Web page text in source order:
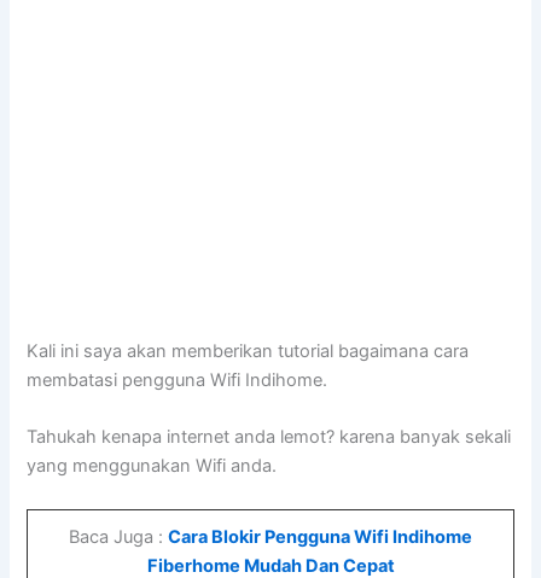
Kali ini saya akan memberikan tutorial bagaimana cara
membatasi pengguna Wifi Indihome.
Tahukah kenapa internet anda lemot? karena banyak sekali
yang menggunakan Wifi anda.
Baca Juga : Cara Blokir Pengguna Wifi Indihome
Fiberhome Mudah Dan Cepat